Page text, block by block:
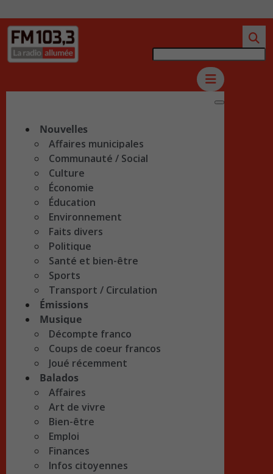
Nouvelles
Affaires municipales
Communauté / Social
Culture
Économie
Éducation
Environnement
Faits divers
Politique
Santé et bien-être
Sports
Transport / Circulation
Émissions
Musique
Décompte franco
Coups de coeur francos
Joué récemment
Balados
Affaires
Art de vivre
Bien-être
Emploi
Finances
Infos citoyennes